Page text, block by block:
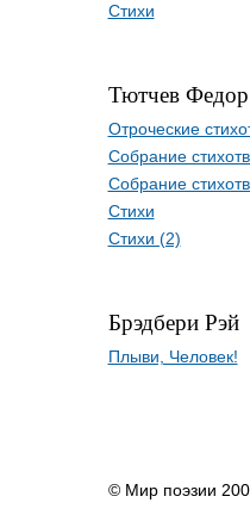
Стихи
Тютчев Федор
Отроческие
Собрание
Собрание
Стихи
Стихи (2)
Брэдбери Рэй
Плыви, Человек!
© Мир поэзии